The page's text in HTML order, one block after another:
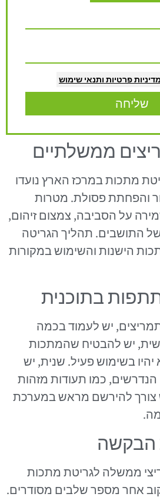
מדיניות פרטיות ותנאי שימוש
שליחה
ממשלתיים
מתכות במרכז הארץ נועדו
והפחתת פסולת. מטרות
על הסביבה, צמצום זיהום,
של התושבים. תהליך הגריטה
הישנות והשימוש במקורות
בתוכנית
יש לעמוד בכמה
יש להבטיח שהמתכות
בשימוש פעיל. שנית, יש
כמו תעודות מזהות
צורך להירשם מראש במערכת
הבקשה
ממשלה לגריטת מתכות
אחר מספר שלבים מסודרים.